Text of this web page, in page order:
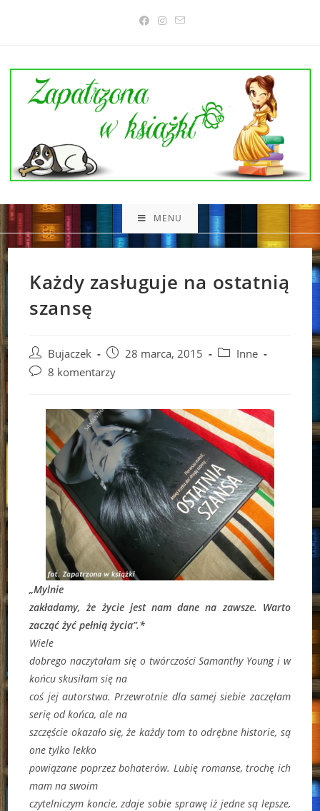
MENU
Każdy zasługuje na ostatnią
szansę
Post
author:
Bujaczek
Post
published:
28 marca, 2015
PostInne
Post8 komentarzy
„Mylnie
zakładamy, że życie jest nam dane na zawsze. Warto
zacząć żyć pełnią życia”.*
Wiele
dobrego naczytałam się o twórczości Samanthy Young i w
końcu skusiłam się na
coś jej autorstwa. Przewrotnie dla samej siebie zaczęłam
serię od końca, ale na
szczęście okazało się, że każdy tom to odrębne historie, są
one tylko lekko
powiązane poprzez bohaterów. Lubię romanse, trochę ich
mam na swoim
czytelniczym koncie, zdaje sobie sprawę iż jedne są lepsze,